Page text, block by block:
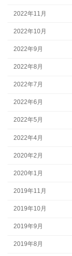
2022年11月
2022年10月
2022年9月
2022年8月
2022年7月
2022年6月
2022年5月
2022年4月
2020年2月
2020年1月
2019年11月
2019年10月
2019年9月
2019年8月